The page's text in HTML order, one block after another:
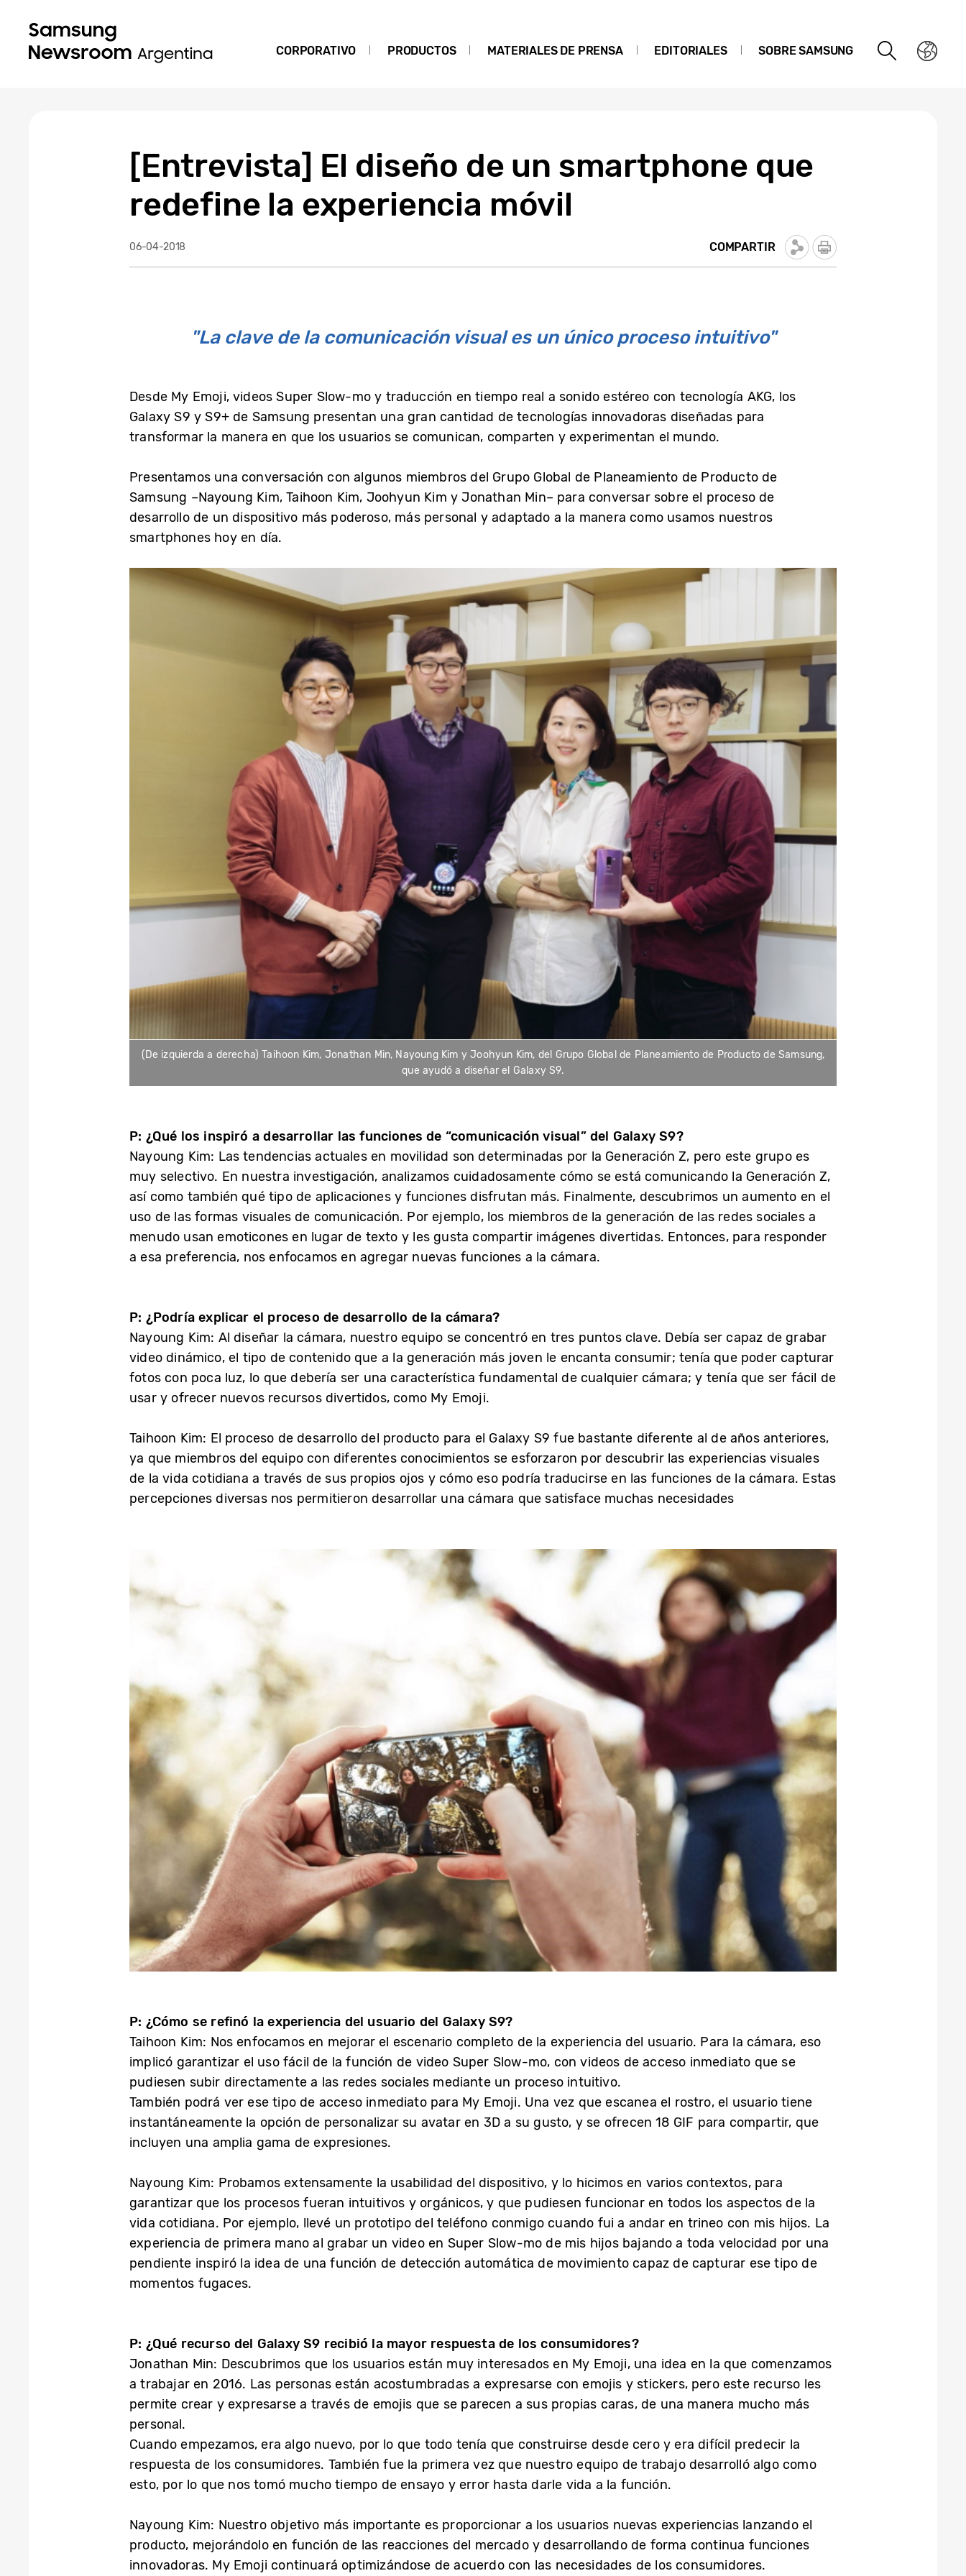
CORPORATIVO PRODUCTOS MATERIALES DE PRENSA EDITORIALES SOBRE SAMSUNG
[Entrevista] El diseño de un smartphone que
redefine la experiencia móvil
06-04-2018 COMPARTIR
"La clave de la comunicación visual es un único proceso intuitivo"
Desde My Emoji, videos Super Slow-mo y traducción en tiempo real a sonido estéreo con tecnología AKG, los
Galaxy S9 y S9+ de Samsung presentan una gran cantidad de tecnologías innovadoras diseñadas para
transformar la manera en que los usuarios se comunican, comparten y experimentan el mundo.
Presentamos una conversación con algunos miembros del Grupo Global de Planeamiento de Producto de
Samsung –Nayoung Kim, Taihoon Kim, Joohyun Kim y Jonathan Min– para conversar sobre el proceso de
desarrollo de un dispositivo más poderoso, más personal y adaptado a la manera como usamos nuestros
smartphones hoy en día.
(De izquierda a derecha) Taihoon Kim, Jonathan Min, Nayoung Kim y Joohyun Kim, del Grupo Global de Planeamiento de Producto de Samsung,
que ayudó a diseñar el Galaxy S9.
P: ¿Qué los inspiró a desarrollar las funciones de “comunicación visual” del Galaxy S9?
Nayoung Kim: Las tendencias actuales en movilidad son determinadas por la Generación Z, pero este grupo es
muy selectivo. En nuestra investigación, analizamos cuidadosamente cómo se está comunicando la Generación Z,
así como también qué tipo de aplicaciones y funciones disfrutan más. Finalmente, descubrimos un aumento en el
uso de las formas visuales de comunicación. Por ejemplo, los miembros de la generación de las redes sociales a
menudo usan emoticones en lugar de texto y les gusta compartir imágenes divertidas. Entonces, para responder
a esa preferencia, nos enfocamos en agregar nuevas funciones a la cámara.
P: ¿Podría explicar el proceso de desarrollo de la cámara?
Nayoung Kim: Al diseñar la cámara, nuestro equipo se concentró en tres puntos clave. Debía ser capaz de grabar
video dinámico, el tipo de contenido que a la generación más joven le encanta consumir; tenía que poder capturar
fotos con poca luz, lo que debería ser una característica fundamental de cualquier cámara; y tenía que ser fácil de
usar y ofrecer nuevos recursos divertidos, como My Emoji.
Taihoon Kim: El proceso de desarrollo del producto para el Galaxy S9 fue bastante diferente al de años anteriores,
ya que miembros del equipo con diferentes conocimientos se esforzaron por descubrir las experiencias visuales
de la vida cotidiana a través de sus propios ojos y cómo eso podría traducirse en las funciones de la cámara. Estas
percepciones diversas nos permitieron desarrollar una cámara que satisface muchas necesidades
P: ¿Cómo se refinó la experiencia del usuario del Galaxy S9?
Taihoon Kim: Nos enfocamos en mejorar el escenario completo de la experiencia del usuario. Para la cámara, eso
implicó garantizar el uso fácil de la función de video Super Slow-mo, con videos de acceso inmediato que se
pudiesen subir directamente a las redes sociales mediante un proceso intuitivo.
También podrá ver ese tipo de acceso inmediato para My Emoji. Una vez que escanea el rostro, el usuario tiene
instantáneamente la opción de personalizar su avatar en 3D a su gusto, y se ofrecen 18 GIF para compartir, que
incluyen una amplia gama de expresiones.
Nayoung Kim: Probamos extensamente la usabilidad del dispositivo, y lo hicimos en varios contextos, para
garantizar que los procesos fueran intuitivos y orgánicos, y que pudiesen funcionar en todos los aspectos de la
vida cotidiana. Por ejemplo, llevé un prototipo del teléfono conmigo cuando fui a andar en trineo con mis hijos. La
experiencia de primera mano al grabar un video en Super Slow-mo de mis hijos bajando a toda velocidad por una
pendiente inspiró la idea de una función de detección automática de movimiento capaz de capturar ese tipo de
momentos fugaces.
P: ¿Qué recurso del Galaxy S9 recibió la mayor respuesta de los consumidores?
Jonathan Min: Descubrimos que los usuarios están muy interesados en My Emoji, una idea en la que comenzamos
a trabajar en 2016. Las personas están acostumbradas a expresarse con emojis y stickers, pero este recurso les
permite crear y expresarse a través de emojis que se parecen a sus propias caras, de una manera mucho más
personal.
Cuando empezamos, era algo nuevo, por lo que todo tenía que construirse desde cero y era difícil predecir la
respuesta de los consumidores. También fue la primera vez que nuestro equipo de trabajo desarrolló algo como
esto, por lo que nos tomó mucho tiempo de ensayo y error hasta darle vida a la función.
Nayoung Kim: Nuestro objetivo más importante es proporcionar a los usuarios nuevas experiencias lanzando el
producto, mejorándolo en función de las reacciones del mercado y desarrollando de forma continua funciones
innovadoras. My Emoji continuará optimizándose de acuerdo con las necesidades de los consumidores.